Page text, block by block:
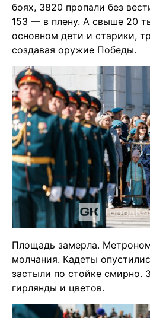
боях, 3820 пропали без
153 — в плену. А свыше 20
основном дети и старики,
создавая оружие Победы.
Площадь замерла.
молчания. Кадеты
застыли по стойке смирно.
гирлянды и цветов.